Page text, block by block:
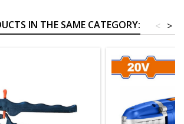
IN THE SAME CATEGORY: >
<